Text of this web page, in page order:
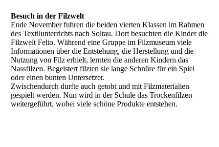
Besuch in der Filzwelt
Ende November fuhren die beiden vierten Klassen im Rahmen
des Textilunterrichts nach Soltau. Dort besuchten die Kinder die
Filzwelt Felto. Während eine Gruppe im Filzmuseum viele
Informationen über die Entstehung, die Herstellung und die
Nutzung von Filz erhielt, lernten die anderen Kindern das
Nassfilzen. Begeistert filzten sie lange Schnüre für ein Spiel
oder einen bunten Untersetzer.
Zwischendurch durfte auch getobt und mit Filzmaterialien
gespielt werden. Nun wird in der Schule das Trockenfilzen
weitergeführt, wobei viele schöne Produkte entstehen.